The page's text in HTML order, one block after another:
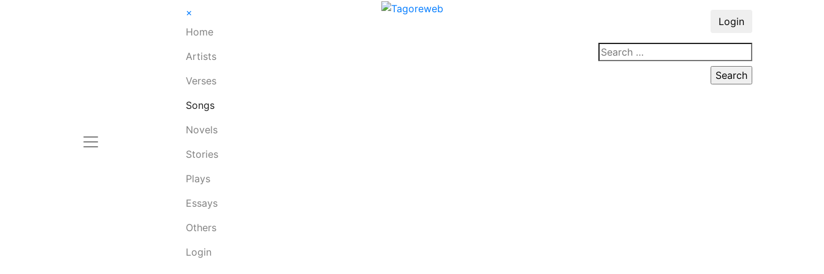
×
Home
Artists
Verses
Songs
Novels
Stories
Plays
Essays
Others
Login
Login